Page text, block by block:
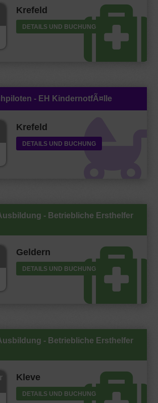
Krefeld
DETAILS UND BUCHUNG
- EH KindernotfÃ¤lle
Krefeld
DETAILS UND BUCHUNG
- Betriebliche Ersthelfer
Geldern
DETAILS UND BUCHUNG
- Betriebliche Ersthelfer
Kleve
DETAILS UND BUCHUNG